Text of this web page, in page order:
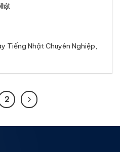
Tiếng Nhật Chuyên Nghiệp,
2